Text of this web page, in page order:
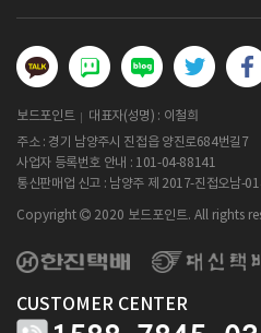
보드포인트
대표자(성명) : 이철희
주소 : 경기 남양주시 진접읍 양진로684번길7
사업자 등록번호 안내 : 101-04-88141
통신판매업 신고 : 남양주 제 2017-진접오남-
Copyright 2020 보드포인트. All rights
CUSTOMER CENTER